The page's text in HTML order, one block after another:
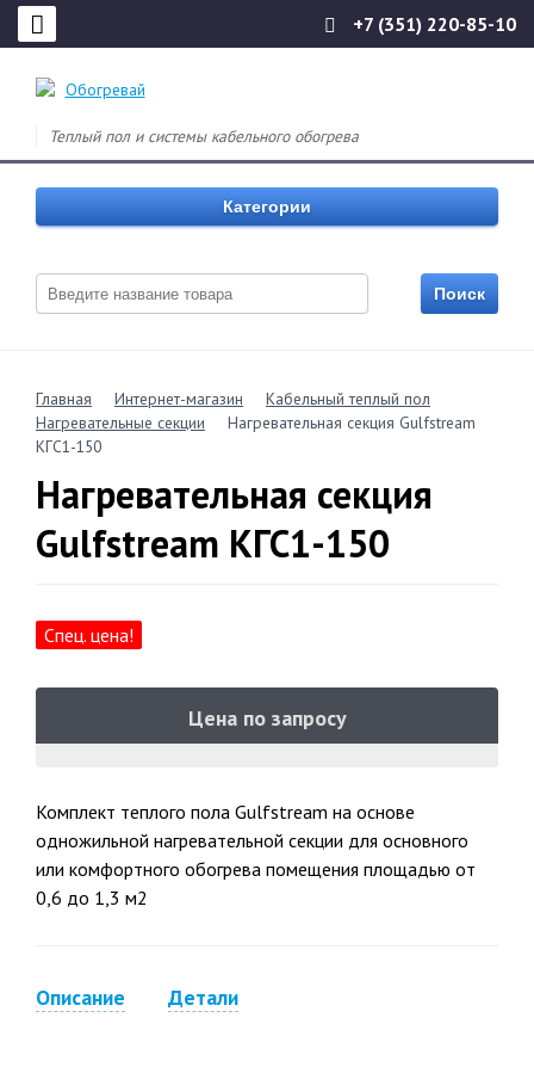
+7 (351) 220-85-10
Теплый пол и системы кабельного обогрева
Категории
Главная Интернет-магазин
Кабельный теплый пол
Нагревательные секции
Нагревательная секция Gulfstream
КГС1-150
Нагревательная секция
Gulfstream КГС1-150
Спец. цена!
Цена по запросу
Комплект теплого пола Gulfstream на основе
одножильной нагревательной секции для основного
или комфортного обогрева помещения площадью от
0,6 до 1,3 м2
Описание Детали